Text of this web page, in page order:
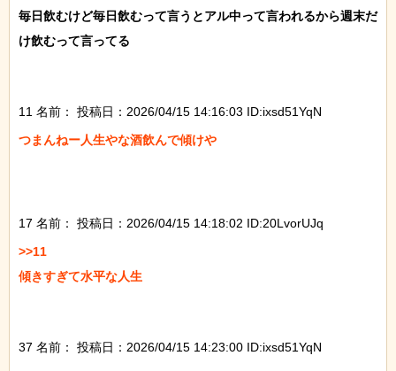
毎日飲むけど毎日飲むって言うとアル中って言われるから週末だ
け飲むって言ってる
11 名前：
投稿日：2026/04/15 14:16:03 ID:ixsd51YqN
つまんねー人生やな酒飲んで傾けや
17 名前：
投稿日：2026/04/15 14:18:02 ID:20LvorUJq
>>11
傾きすぎて水平な人生
37 名前：
投稿日：2026/04/15 14:23:00 ID:ixsd51YqN